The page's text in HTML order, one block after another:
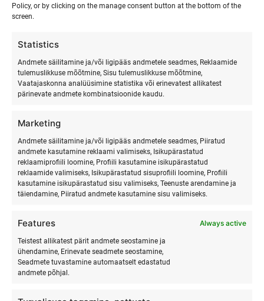
Policy, or by clicking on the manage consent button at the bottom of the
screen.
Statistics
Andmete säilitamine ja/või ligipääs andmetele seadmes, Reklaamide
tulemuslikkuse mõõtmine, Sisu tulemuslikkuse mõõtmine,
Vaatajaskonna analüüsimine statistika või erinevatest allikatest
pärinevate andmete kombinatsioonide kaudu.
Marketing
Andmete säilitamine ja/või ligipääs andmetele seadmes, Piiratud
andmete kasutamine reklaami valimiseks, Isikupärastatud
reklaamiprofiili loomine, Profiili kasutamine isikupärastatud
reklaamide valimiseks, Isikupärastatud sisuprofiili loomine, Profiili
kasutamine isikupärastatud sisu valimiseks, Teenuste arendamine ja
täiendamine, Piiratud andmete kasutamine sisu valimiseks.
Features Always active
Teistest allikatest pärit andmete seostamine ja
ühendamine, Erinevate seadmete seostamine,
Seadmete tuvastamine automaatselt edastatud
andmete põhjal.
https://surfmaster.ee/surfi-lastelaager-hiiumaa/
SURFI, JOOGA JA HINGAMISE
LAAGER HIIUMAAL
SURFIKÜLAS
SURFMASTER
+372 566 86 766
info@surfmaster.ee